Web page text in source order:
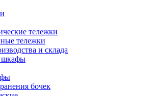
тележки
тележки
и склада
шкафы
бочек